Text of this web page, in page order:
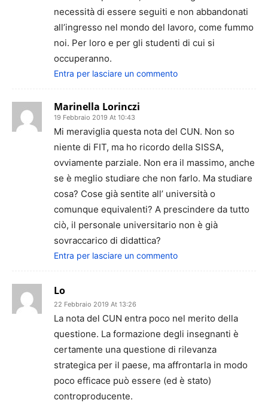
necessità di essere seguiti e non abbandonati
all’ingresso nel mondo del lavoro, come fummo
noi. Per loro e per gli studenti di cui si
occuperanno.
Entra per lasciare un commento
Marinella Lorinczi
19 Febbraio 2019 At 10:43
Mi meraviglia questa nota del CUN. Non so
niente di FIT, ma ho ricordo della SISSA,
ovviamente parziale. Non era il massimo, anche
se è meglio studiare che non farlo. Ma studiare
cosa? Cose già sentite all’ università o
comunque equivalenti? A prescindere da tutto
ciò, il personale universitario non è già
sovraccarico di didattica?
Entra per lasciare un commento
Lo
22 Febbraio 2019 At 13:26
La nota del CUN entra poco nel merito della
questione. La formazione degli insegnanti è
certamente una questione di rilevanza
strategica per il paese, ma affrontarla in modo
poco efficace può essere (ed è stato)
controproducente.